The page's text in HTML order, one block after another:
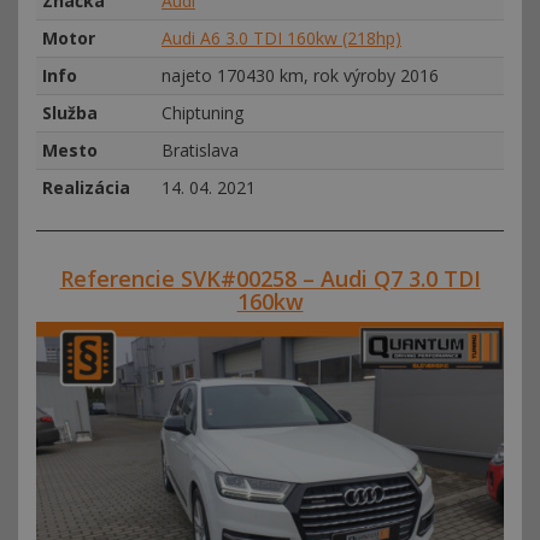
Motor
Audi A6 3.0 TDI 160kw (218hp)
Info
najeto 170430 km, rok výroby 2016
Služba
Chiptuning
Mesto
Bratislava
Realizácia
14. 04. 2021
Referencie SVK#00258 – Audi Q7 3.0 TDI
160kw